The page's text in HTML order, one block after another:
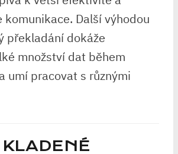
komunikace. Další výhodou
překladání dokáže
množství dat během
umí pracovat s různými